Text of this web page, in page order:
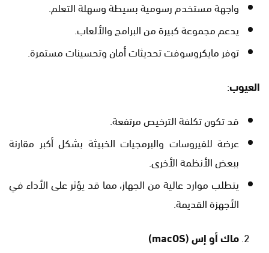
واجهة مستخدم رسومية بسيطة وسهلة التعلم.
يدعم مجموعة كبيرة من البرامج والألعاب.
توفر مايكروسوفت تحديثات أمان وتحسينات مستمرة.
العيوب:
قد تكون تكلفة الترخيص مرتفعة.
عرضة للفيروسات والبرمجيات الخبيثة بشكل أكبر مقارنة
ببعض الأنظمة الأخرى.
يتطلب موارد عالية من الجهاز، مما قد يؤثر على الأداء في
الأجهزة القديمة.
ماك أو إس(macOS)